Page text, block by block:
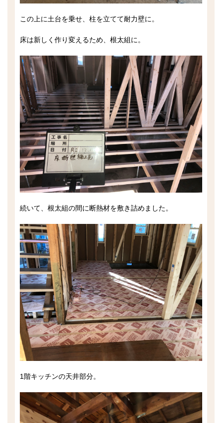
この上に土台を乗せ、柱を立てて耐力壁に。
床は新しく作り変えるため、根太組に。
続いて、根太組の間に断熱材を敷き詰めました。
1階キッチンの天井部分。